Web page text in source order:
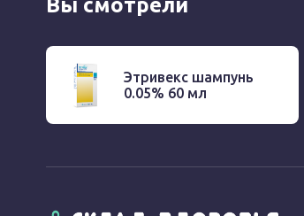
Применяют наружно 1-2 раза/сут.
недель.
Побочное действие
Вы смотрели
Этривекс шампунь
0.05% 60 мл